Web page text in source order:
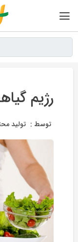
رژیم
توسط : تولید